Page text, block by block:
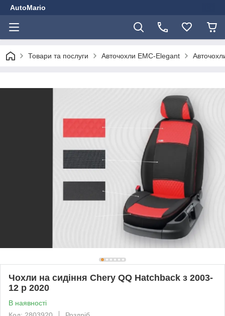
AutoMario
Товари та послуги Авточохли EMC-Elegant
Чохли на сидіння Chery QQ Hatchback з 2003-
12 р 2020
В наявності